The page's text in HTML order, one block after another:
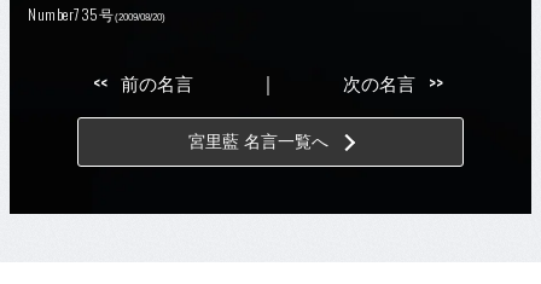
Number735号(2009/08/20)
<< 前の名言 次の名言 >>
宮里藍 名言一覧へ